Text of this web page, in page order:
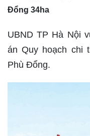
Đổng 34ha
UBND TP Hà Nội
án Quy hoạch chi
Phù Đổng.